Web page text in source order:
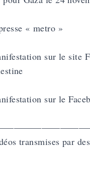
« metro »
sur le site
sur le
transmises par